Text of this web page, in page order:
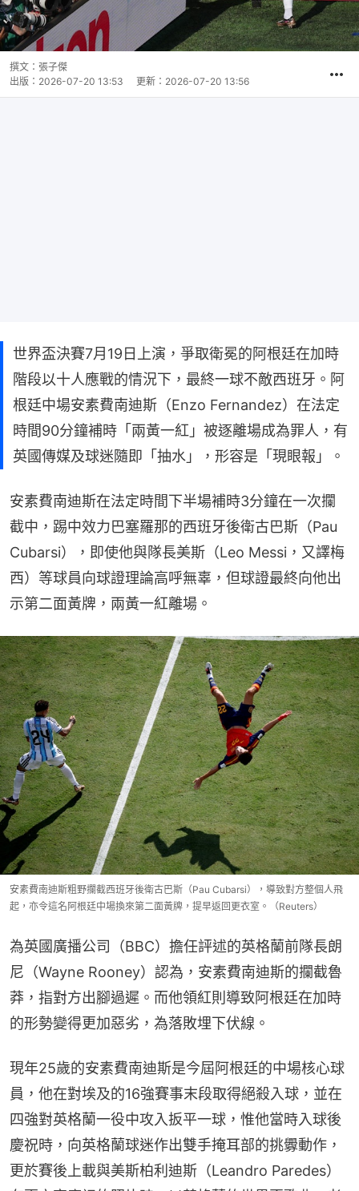
撰文： 張子傑
出版： 2026-07-20 13:53 更新： 2026-07-20 13:56
世界盃決賽7月19日上演，爭取衛冕的阿根廷在加時
階段以十人應戰的情況下，最終一球不敵西班牙。阿
根廷中場安素費南迪斯（Enzo Fernandez）在法定
時間90分鐘補時「兩黃一紅」被逐離場成為罪人，有
英國傳媒及球迷隨即「抽水」，形容是「現眼報」。
安素費南迪斯在法定時間下半場補時3分鐘在一次攔
截中，踢中效力巴塞羅那的西班牙後衛古巴斯（Pau
Cubarsi），即使他與隊長美斯（Leo Messi，又譯梅
西）等球員向球證理論高呼無辜，但球證最終向他出
示第二面黃牌，兩黃一紅離場。
安素費南迪斯粗野攔截西班牙後衛古巴斯（Pau Cubarsi），導致對方整個人飛
起，亦令這名阿根廷中場換來第二面黃牌，提早返回更衣室。（Reuters）
為英國廣播公司（BBC）擔任評述的英格蘭前隊長朗
尼（Wayne Rooney）認為，安素費南迪斯的攔截魯
莽，指對方出腳過遲。而他領紅則導致阿根廷在加時
的形勢變得更加惡劣，為落敗埋下伏線。
現年25歲的安素費南迪斯是今屆阿根廷的中場核心球
員，他在對埃及的16強賽事末段取得絕殺入球，並在
四強對英格蘭一役中攻入扳平一球，惟他當時入球後
慶祝時，向英格蘭球迷作出雙手掩耳部的挑釁動作，
更於賽後上載與美斯柏利迪斯（Leandro Paredes）